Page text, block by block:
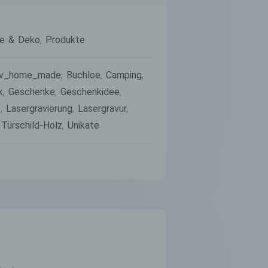
& Deko, Produkte
, Buchloe,Camping,
,Geschenke,Geschenkidee,
, Lasergravierung, Lasergravur,
Türschild-Holz,Unikate